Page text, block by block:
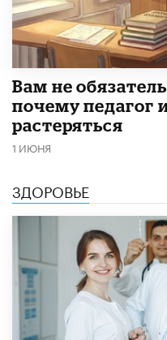
​Вам не
почему педагог
растеряться
1 ИЮНЯ
ЗДОРОВЬЕ